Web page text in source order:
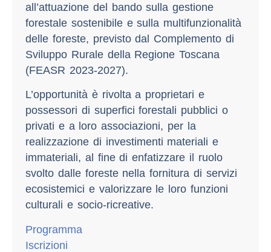
all’attuazione del bando sulla gestione
forestale sostenibile e sulla multifunzionalità
delle foreste, previsto dal Complemento di
Sviluppo Rurale della Regione Toscana
(FEASR 2023-2027).
L’opportunità è rivolta a proprietari e
possessori di superfici forestali pubblici o
privati e a loro associazioni, per la
realizzazione di investimenti materiali e
immateriali, al fine di enfatizzare il ruolo
svolto dalle foreste nella fornitura di servizi
ecosistemici e valorizzare le loro funzioni
culturali e socio-ricreative.
Programma
Iscrizioni